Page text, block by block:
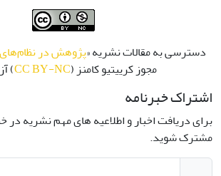
دسترسی به مقالات نشریه «پژوهش در
مجوز کرییتیو کامنز (CC BY-NC
)
اشتراک خبرنامه
برای دریافت اخبار و اطلاعیه های مهم نشریه در
مشترک شوید.